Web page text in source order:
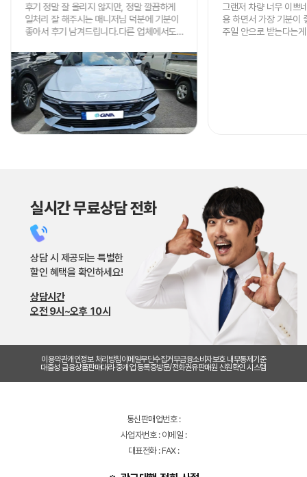
후기 정말 잘 올리지 않지만, 정말 깔끔하게
일처리 잘 해주시는 매니저님 덕분에 기분이
좋아서 후기 남겨드립니다.다른 업체에서도
빠르고 저렴하게 해주셔서 정말 감사드립니
다.주변에 렌트 원하시는 분 있으면 적극적으
로 추천드리겠습니다.정말 감사했어요!!! 차
잘 타고 다니겠습니다!~
그랜저 차량 너무 이쁘
용 하면서 가장 기분이
주일 안으로 받는다는
실시간 무료상담 전화
상담 시 제공되는 특별한
할인 혜택을 확인하세요!
상담시간
오전 9시~오후 10시
이용약관개인정보 처리방침이메일무단수집거부금융소비자보호 내부통제기준
대출성 금융상품판매대리·중개업 등록증방문/전화권유판매원 신원확인 시스템
통신판매업번호 :
사업자번호 : 이메일 :
대표전화 : FAX :